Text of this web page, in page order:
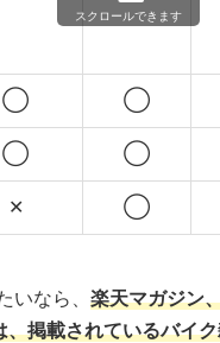
◯ ◯
◯ ◯
✕ ◯
スクロールできます
なら、 楽天マガジン
掲載されているバイ